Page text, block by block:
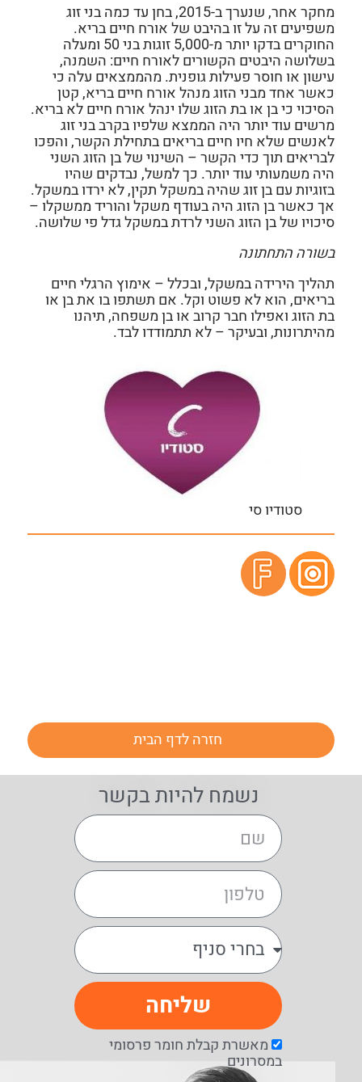
מחקר אחר, שנערך ב-2015, בחן עד כמה בני זוג
משפיעים זה על זו בהיבט של אורח חיים בריא.
החוקרים בדקו יותר מ-5,000 זוגות בני 50 ומעלה
בשלושה היבטים הקשורים לאורח חיים: השמנה,
עישון או חוסר פעילות גופנית. מהממצאים עלה כי
כאשר אחד מבני הזוג מנהל אורח חיים בריא, קטן
הסיכוי כי בן או בת הזוג שלו ינהל אורח חיים לא בריא.
מרשים עוד יותר היה הממצא שלפיו בקרב בני זוג
לאנשים שלא חיו חיים בריאים בתחילת הקשר, והפכו
לבריאים תוך כדי הקשר – השינוי של בן הזוג השני
היה משמעותי עוד יותר. כך למשל, נבדקים שהיו
בזוגיות עם בן זוג שהיה במשקל תקין, לא ירדו במשקל.
אך כאשר בן הזוג היה בעודף משקל והוריד ממשקלו –
סיכויו של בן הזוג השני לרדת במשקל גדל פי שלושה.
בשורה התחתונה
תהליך הירידה במשקל, ובכלל – אימוץ הרגלי חיים
בריאים, הוא לא פשוט וקל. אם תשתפו בו את בן או
בת הזוג ואפילו חבר קרוב או בן משפחה, תיהנו
מהיתרונות, ובעיקר – לא תתמודדו לבד.
סטודיו סי
חזרה לדף הבית
נשמח להיות בקשר
מאשרת קבלת חומר פרסומי
במסרונים
שליחה